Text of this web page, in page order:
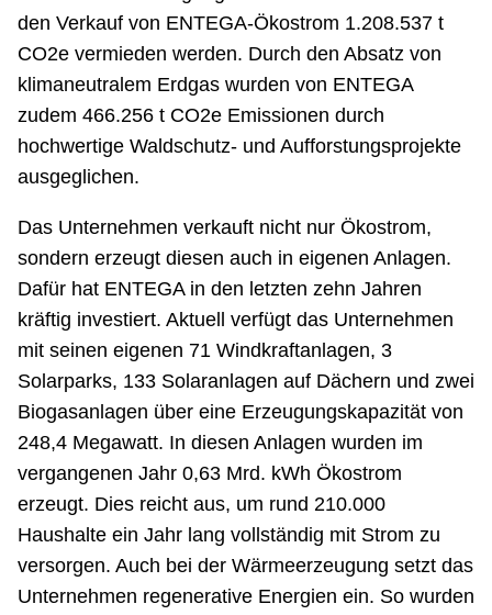
den Verkauf von ENTEGA-Ökostrom 1.208.537 t
CO2e vermieden werden. Durch den Absatz von
klimaneutralem Erdgas wurden von ENTEGA
zudem 466.256 t CO2e Emissionen durch
hochwertige Waldschutz- und Aufforstungsprojekte
ausgeglichen.
Das Unternehmen verkauft nicht nur Ökostrom,
sondern erzeugt diesen auch in eigenen Anlagen.
Dafür hat ENTEGA in den letzten zehn Jahren
kräftig investiert. Aktuell verfügt das Unternehmen
mit seinen eigenen 71 Windkraftanlagen, 3
Solarparks, 133 Solaranlagen auf Dächern und zwei
Biogasanlagen über eine Erzeugungskapazität von
248,4 Megawatt. In diesen Anlagen wurden im
vergangenen Jahr 0,63 Mrd. kWh Ökostrom
erzeugt. Dies reicht aus, um rund 210.000
Haushalte ein Jahr lang vollständig mit Strom zu
versorgen. Auch bei der Wärmeerzeugung setzt das
Unternehmen regenerative Energien ein. So wurden